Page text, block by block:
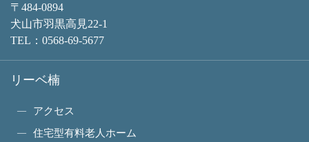
〒484-0894
犬山市羽黒高見22-1
TEL： 0568-69-5677
リーベ楠
アクセス
住宅型有料老人ホーム